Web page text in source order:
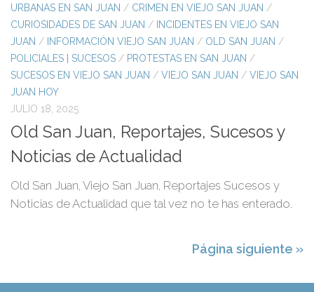
URBANAS EN SAN JUAN / CRIMEN EN VIEJO SAN JUAN /
CURIOSIDADES DE SAN JUAN / INCIDENTES EN VIEJO SAN
JUAN / INFORMACIÓN VIEJO SAN JUAN / OLD SAN JUAN /
POLICIALES | SUCESOS / PROTESTAS EN SAN JUAN /
SUCESOS EN VIEJO SAN JUAN / VIEJO SAN JUAN / VIEJO SAN
JUAN HOY
JULIO 18, 2025
Old San Juan, Reportajes, Sucesos y
Noticias de Actualidad
​Old San Juan, Viejo San Juan, Reportajes Sucesos y
Noticias de Actualidad que tal vez no te has enterado.
Página siguiente »